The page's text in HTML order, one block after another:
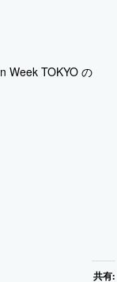
Week TOKYO の
共有: